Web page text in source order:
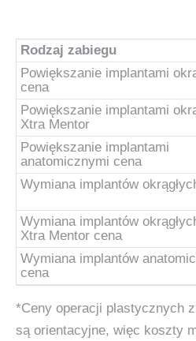
Rodzaj zabiegu
Powiększanie implantami
cena
Powiększanie implantami
Xtra Mentor
Powiększanie implantami
anatomicznymi cena
Wymiana implantów
Wymiana implantów
Xtra Mentor cena
Wymiana implantów
cena
*Ceny operacji plastycznych
są orientacyjne, więc koszty